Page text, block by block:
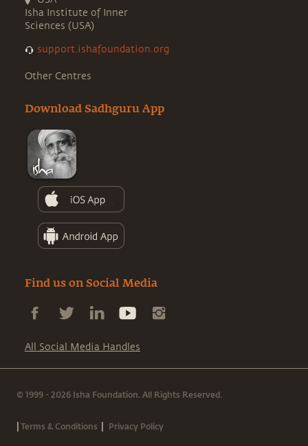
Isha Institute of Inner
Sciences (USA)
support.ishafoundation.org
Other Centres
Download Sadhguru App
Find us on Social Media
All Social Media Handles
© 1999 - 2026 Isha Foundation. All Rights Reserved.
|Terms & Conditions | Privacy Policy